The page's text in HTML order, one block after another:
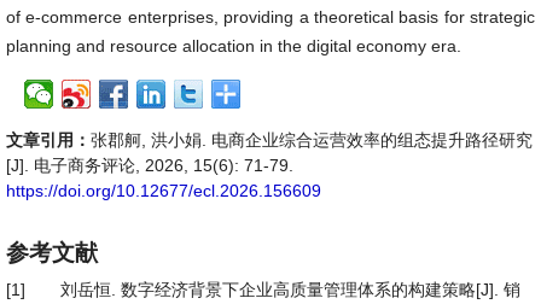
of e-commerce enterprises, providing a theoretical basis for strategic
planning and resource allocation in the digital economy era.
文章引用： 张郡舸, 洪小娟. 电商企业综合运营效率的组态提升路径研究
[J]. 电子商务评论, 2026, 15(6): 71-79.
https://doi.org/10.12677/ecl.2026.156609
参考文献
[1]
刘岳恒. 数字经济背景下企业高质量管理体系的构建策略[J]. 销